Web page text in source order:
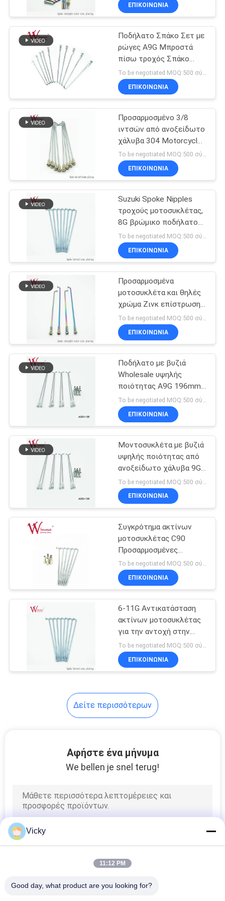
ΕΡΓΟΣΤΑΣΊΟΥ
ΈΛΕΓΧΟΣ
ΠΟΙΌΤΗΤΑΣ
ΕΙΔΉΣΕΙΣ
ΖΗΤΉΣΤΕ
ΠΡΟΣΦΟΡΆ
ΧΆΡΤΗΣ
ΙΣΤΌΤΟΠΟΥ
ΠΟΛΙΤΙΚΉ
ΜΥΣΤΙΚΌΤΗΤΑΣ
μέρη μετάδοσης
μοτοσικλετών
Αυτόματη μηχανή
καλωδίων
11
Μέρη φρένων
μοτοσικλετών
33
Μέλη του σώματος
μοτοσικλετών
Μέρη εξαρτημάτων
μοτοσικλετών
24
Περισσότερα
καυτά προϊόντα
ΕΠΙΚΟΙΝΩΝΙΑ
Ποδήλατο Σπάκο Σετ με
ρώγες A9G Μπροστά
πίσω τροχός Σπάκο
Ασημένιο WIMMA
ΕΠΙΚΟΙΝΩΝΙΑ
Προσαρμοσμένο 3/8
ιντσών από ανοξείδωτο
χάλυβα 304 Motorcycle
Spoke Set ISO9001
Πιστοποιημένα Spokes
τροχών και ρώγες
To be negotiated MOQ:500 σύνολα
ΕΠΙΚΟΙΝΩΝΙΑ
Suzuki Spoke Nipples
τροχούς μοτοσυκλέτας,
8G βρώμικο ποδήλατο
Rim Spoke Καλή
ποιότητα 6G
To be negotiated MOQ:500 σύνολα
ΕΠΙΚΟΙΝΩΝΙΑ
Προσαρμοσμένα
μοτοσυκλέτα και θηλές
χρώμα Ζινκ επίστρωση
για το τροχό
μοτοσυκλέτα
ΕΠΙΚΟΙΝΩΝΙΑ
Ποδήλατο με βυζιά
Wholesale υψηλής
ποιότητας A9G 196mm
μήκος βρόμικο
ποδήλατο
ΕΠΙΚΟΙΝΩΝΙΑ
Μοντοσυκλέτα με βυζιά
υψηλής ποιότητας από
ανοξείδωτο χάλυβα 9G
ISO9001
ΕΠΙΚΟΙΝΩΝΙΑ
Συγκρότημα ακτίνων
μοτοσυκλέτας C90
Προσαρμοσμένες
ακτίνες μοτοσυκλέτας
και ρώγες WIMMA
Χρωμική επιχρίστωση
To be negotiated MOQ:500 σύνολα
ΕΠΙΚΟΙΝΩΝΙΑ
6-11G Αντικατάσταση
ακτίνων μοτοσυκλέτας
για την αντοχή στην
τριβή των τροχών
Kawasaki
To be negotiated MOQ:500 σύνολα
ΕΠΙΚΟΙΝΩΝΙΑ
Δείτε περισσότερων
Αφήστε ένα μήνυμα
We bellen je snel terug!
Vicky
11:12 PM
Good day, what product are you looking for?